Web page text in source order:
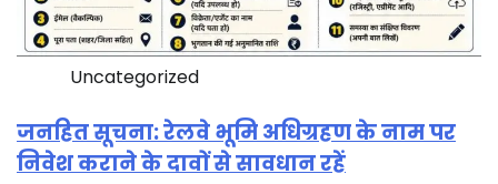
Uncategorized
जनहित सूचना: रेलवे भूमि अधिग्रहण के नाम पर
निवेश कराने के दावों से सावधान रहें